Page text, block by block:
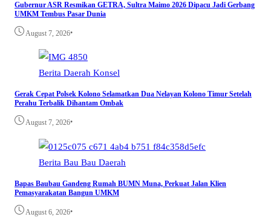
Gubernur ASR Resmikan GETRA, Sultra Maimo 2026 Dipacu Jadi Gerbang
UMKM Tembus Pasar Dunia
August 7, 2026•
Berita Daerah Konsel
Gerak Cepat Polsek Kolono Selamatkan Dua Nelayan Kolono Timur Setelah
Perahu Terbalik Dihantam Ombak
August 7, 2026•
Berita Bau Bau Daerah
Bapas Baubau Gandeng Rumah BUMN Muna, Perkuat Jalan Klien
Pemasyarakatan Bangun UMKM
August 6, 2026•